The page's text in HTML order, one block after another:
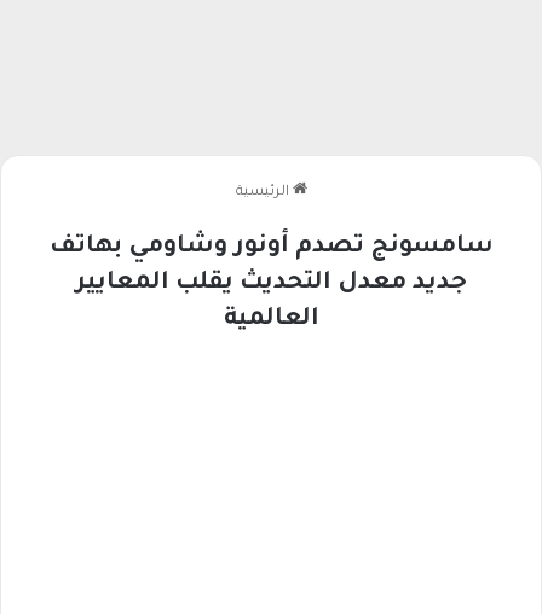
الرئيسية
سامسونج تصدم أونور وشاومي بهاتف
جديد معدل التحديث يقلب المعايير
العالمية